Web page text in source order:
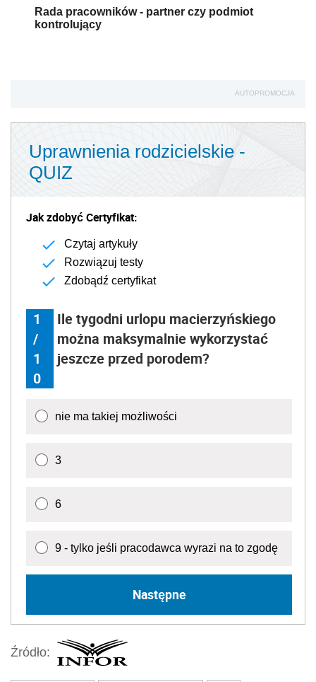
Rada pracowników - partner czy podmiot
kontrolujący
AUTOPROMOCJA
Uprawnienia rodzicielskie -
QUIZ
Jak zdobyć Certyfikat:
Czytaj artykuły
Rozwiązuj testy
Zdobądź certyfikat
1
/
1
0
Ile tygodni urlopu macierzyńskiego
można maksymalnie wykorzystać
jeszcze przed porodem?
nie ma takiej możliwości
3
6
9 - tylko jeśli pracodawca wyrazi na to zgodę
Następne
Źródło: